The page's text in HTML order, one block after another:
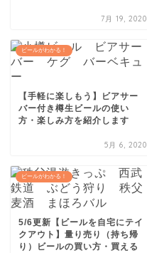
7月 19, 2020
ビールがわかる！
【手軽に楽しもう】ビアサー
バー付き樽生ビールの使い
方・楽しみ方を紹介します
5月 6, 2020
ビールがわかる！
5/6更新【ビールを自宅にテイ
クアウト】量り売り（持ち帰
り）ビールの買い方・買える